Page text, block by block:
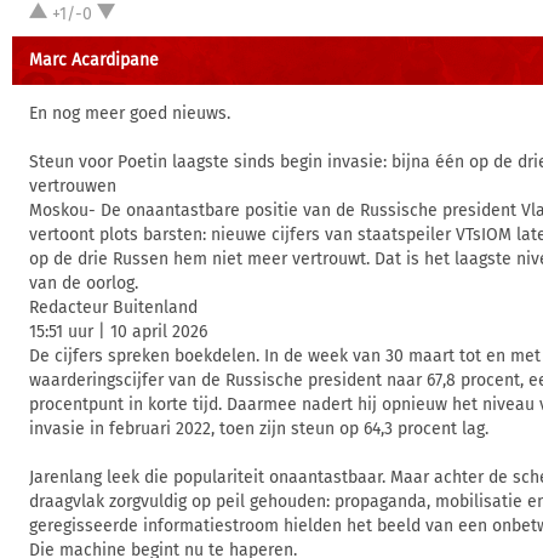
+1/-0
Marc Acardipane
En nog meer goed nieuws.
Steun voor Poetin laagste sinds begin invasie: bijna één op de
vertrouwen
Moskou- De onaantastbare positie van de Russische president
vertoont plots barsten: nieuwe cijfers van staatspeiler VTsIOM
op de drie Russen hem niet meer vertrouwt. Dat is het laagste
van de oorlog.
Redacteur Buitenland
15:51 uur | 10 april 2026
De cijfers spreken boekdelen. In de week van 30 maart tot en
waarderingscijfer van de Russische president naar 67,8 procent,
procentpunt in korte tijd. Daarmee nadert hij opnieuw het niveau
invasie in februari 2022, toen zijn steun op 64,3 procent lag.
Jarenlang leek die populariteit onaantastbaar. Maar achter de
draagvlak zorgvuldig op peil gehouden: propaganda, mobilisatie
geregisseerde informatiestroom hielden het beeld van een
Die machine begint nu te haperen.